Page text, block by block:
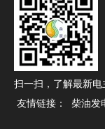
我们的工作人员将
务，欢迎拨打 服务
产品咨询
姓名
扫一扫，了解最新
友情链接：
柴油发